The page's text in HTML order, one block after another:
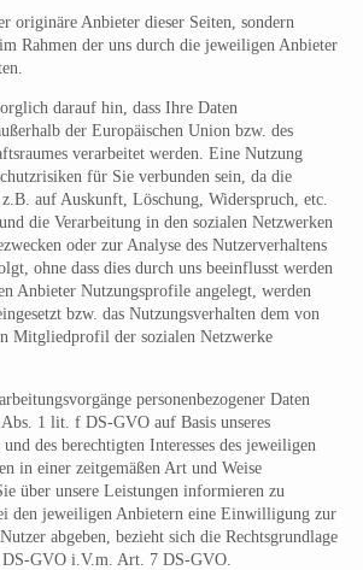
originäre Anbieter dieser Seiten, sondern
Rahmen der uns durch die jeweiligen Anbieter
darauf hin, dass Ihre Daten
der Europäischen Union bzw. des
verarbeitet werden. Eine Nutzung
für Sie verbunden sein, da die
auf Auskunft, Löschung, Widerspruch, etc.
die Verarbeitung in den sozialen Netzwerken
oder zur Analyse des Nutzerverhaltens
ohne dass dies durch uns beeinflusst werden
Anbieter Nutzungsprofile angelegt, werden
bzw. das Nutzungsverhalten dem von
Mitgliedprofil der sozialen Netzwerke
personenbezogener Daten
1 lit. f DS-GVO auf Basis unseres
des berechtigten Interesses des jeweiligen
in einer zeitgemäßen Art und Weise
über unsere Leistungen informieren zu
den jeweiligen Anbietern eine Einwilligung zur
abgeben, bezieht sich die Rechtsgrundlage
GVO i.V.m. Art. 7 DS-GVO.